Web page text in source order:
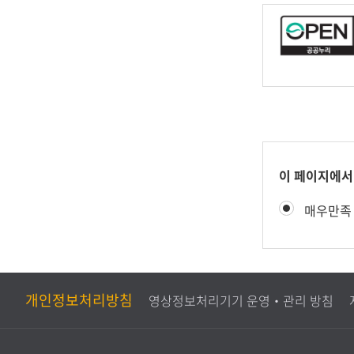
콘
츠
족
도
사
이 페이지에
만
족
가
매우만족
개인정보처리방침 영상정보처리기기 운영‧관리 방침